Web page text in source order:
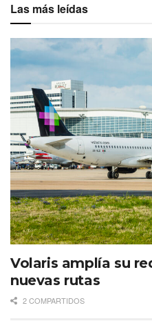
Las más leídas
Volaris amplía su
nuevas rutas
2 COMPARTIDOS